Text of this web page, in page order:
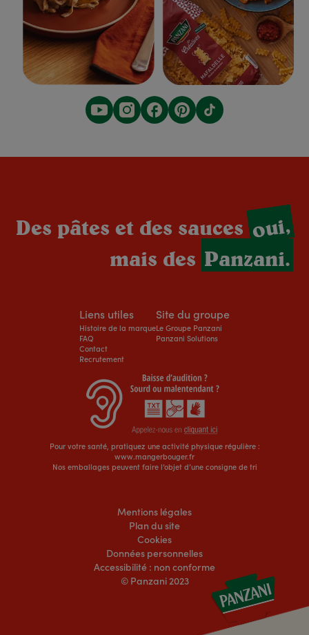
Des pâtes et des saucesoui,
mais des Panzani.
Liens utiles
Histoire de la marque
FAQ
Contact
Recrutement
Site du groupe
Le Groupe Panzani
Panzani Solutions
Pour votre santé, pratiquez une activité physique régulière :
www.mangerbouger.fr
Nos emballages peuvent faire l’objet d’une consigne de tri
Mentions légales
Plan du site
Cookies
Données personnelles
Accessibilité : non conforme
© Panzani 2023